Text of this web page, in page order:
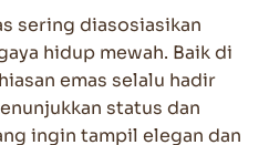
sering diasosiasikan
hidup mewah. Baik di
emas selalu hadir
status dan
ingin tampil elegan dan